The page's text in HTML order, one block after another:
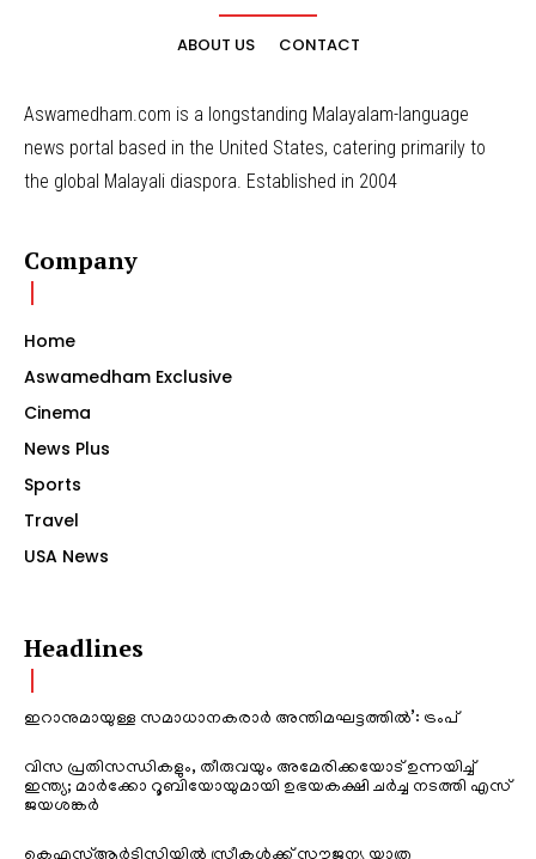
ABOUT US CONTACT
Aswamedham.com is a longstanding Malayalam-language
news portal based in the United States, catering primarily to
the global Malayali diaspora. Established in 2004
Company
Home
Aswamedham Exclusive
Cinema
News Plus
Sports
Travel
USA News
Headlines
ഇറാനുമായുള്ള സമാധാനകരാർ അന്തിമഘട്ടത്തിൽ‌’: ട്രംപ്
വിസ പ്രതിസന്ധികളും, തീരുവയും അമേരിക്കയോട് ഉന്നയിച്ച്
ഇന്ത്യ; മാർക്കോ റൂബിയോയുമായി ഉഭയകക്ഷി ചർച്ച നടത്തി എസ്
ജയശങ്കർ